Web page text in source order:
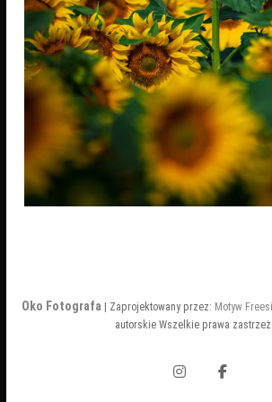
Oko Fotografa | Zaprojektowany przez: Motyw
autorskie Wszelkie prawa